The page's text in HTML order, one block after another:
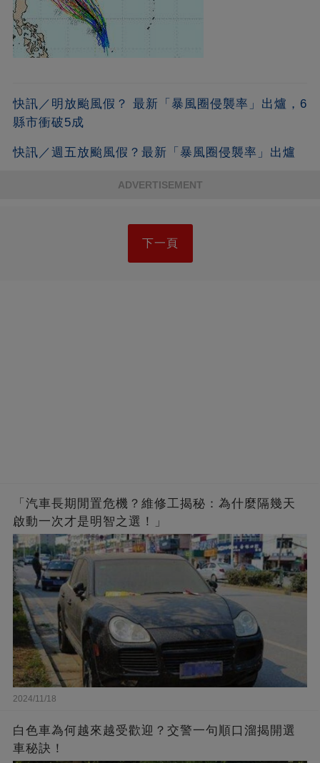
快訊／明放颱風假？ 最新「暴風圈侵襲率」出爐，6
縣市衝破5成
快訊／週五放颱風假？最新「暴風圈侵襲率」出爐
ADVERTISEMENT
下一頁
「汽車長期閒置危機？維修工揭秘：為什麼隔幾天
啟動一次才是明智之選！」
2024/11/18
白色車為何越來越受歡迎？交警一句順口溜揭開選
車秘訣！